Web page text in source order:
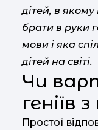
дітей, в якому
брати в руки
мови і яка
дітей на світі.
Чи
геніїв
Простої